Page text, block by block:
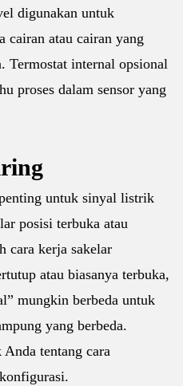
digunakan untuk
cairan atau cairan yang
Termostat internal opsional
proses dalam sensor yang
untuk sinyal listrik
posisi terbuka atau
cara kerja sakelar
atau biasanya terbuka,
mungkin berbeda untuk
yang berbeda.
tentang cara